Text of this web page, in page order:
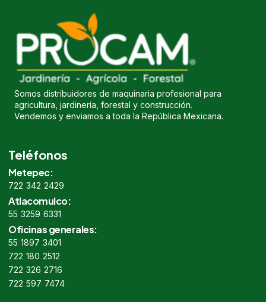
Somos distribuidores de maquinaria profesional para
agricultura, jardinería, forestal y construcción.
Vendemos y enviamos a toda la República Mexicana.
Teléfonos
Metepec:
722 342 2429
Atlacomulco:
55 3259 6331
Oficinas generales:
55 1897 3401
722 180 2512
722 326 2716
722 597 7474